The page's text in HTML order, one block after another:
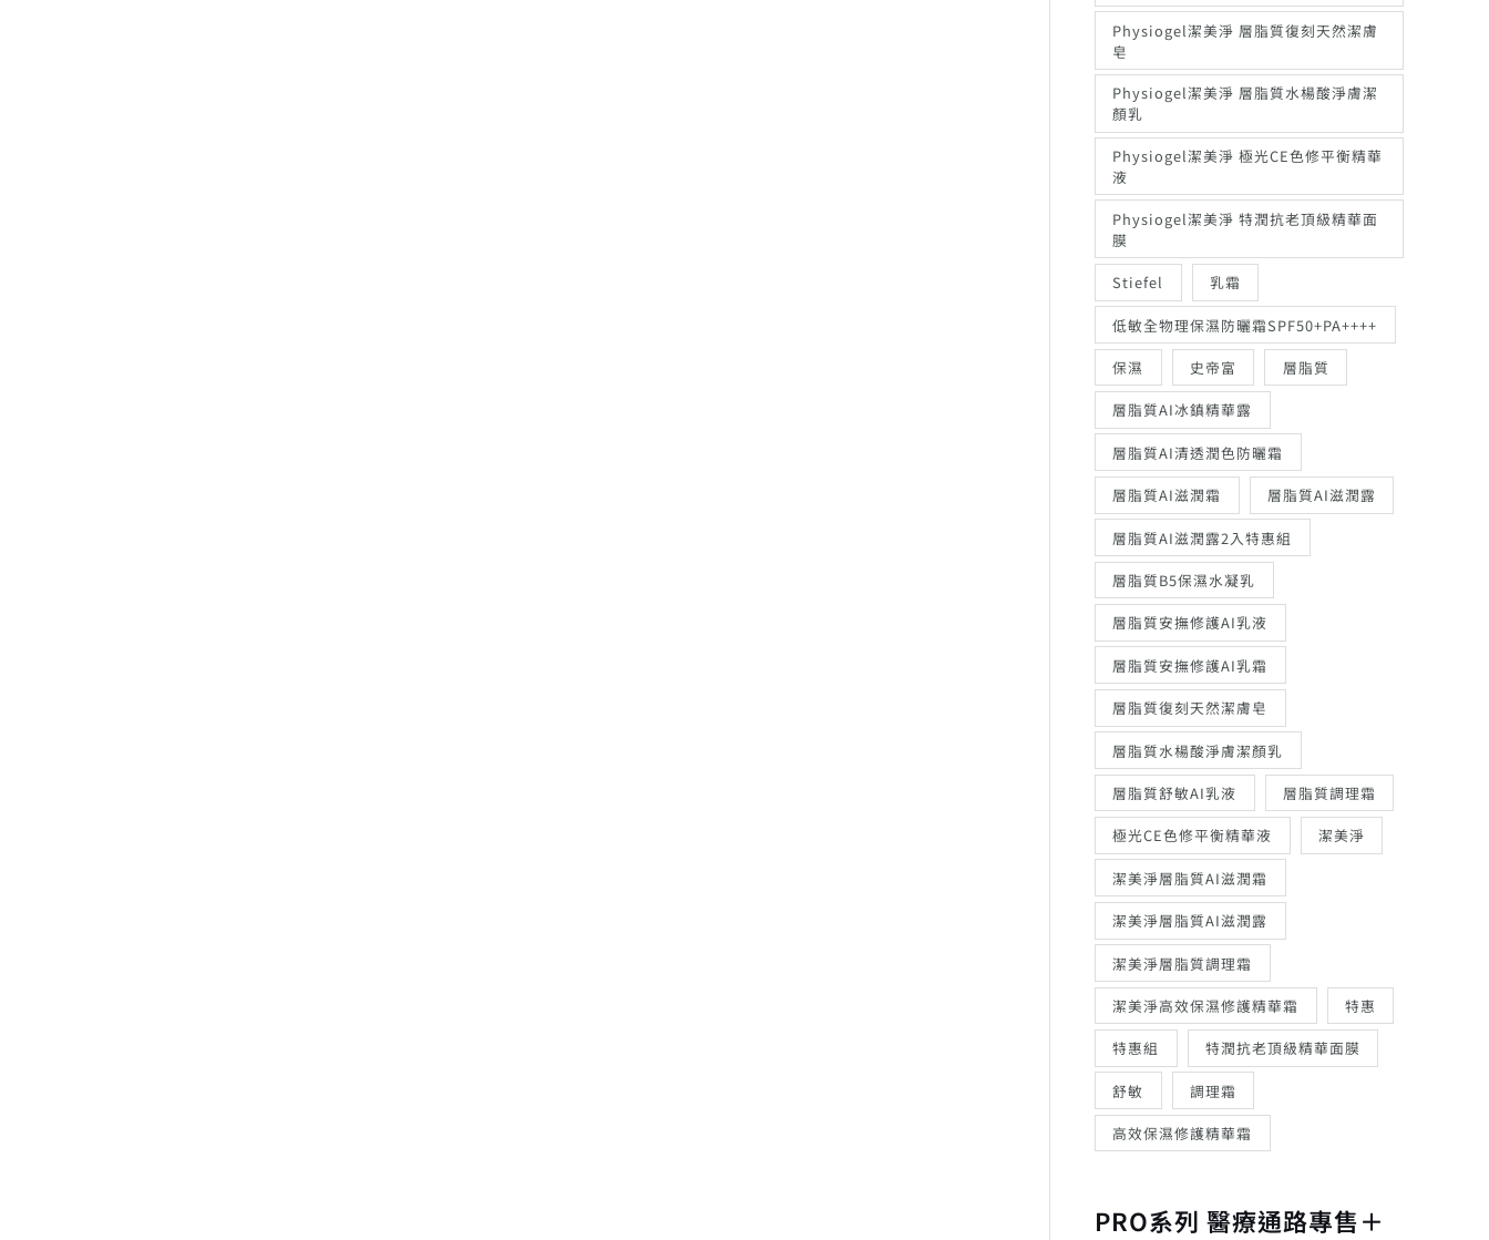
Physiogel潔美淨 層脂質復刻天然潔膚
皂
Physiogel潔美淨 層脂質水楊酸淨膚潔
顏乳
Physiogel潔美淨 極光CE色修平衡精華
液
Physiogel潔美淨 特潤抗老頂級精華面
膜
Stiefel 乳霜
低敏全物理保濕防曬霜SPF50+PA++++
保濕 史帝富 層脂質
層脂質AI冰鎮精華露
層脂質AI清透潤色防曬霜
層脂質AI滋潤霜 層脂質AI滋潤露
層脂質AI滋潤露2入特惠組
層脂質B5保濕水凝乳
層脂質安撫修護AI乳液
層脂質安撫修護AI乳霜
層脂質復刻天然潔膚皂
層脂質水楊酸淨膚潔顏乳
層脂質舒敏AI乳液 層脂質調理霜
極光CE色修平衡精華液 潔美淨
潔美淨層脂質AI滋潤霜
潔美淨層脂質AI滋潤露
潔美淨層脂質調理霜
潔美淨高效保濕修護精華霜 特惠
特惠組 特潤抗老頂級精華面膜
舒敏 調理霜
高效保濕修護精華霜
PRO系列 醫療通路專售＋